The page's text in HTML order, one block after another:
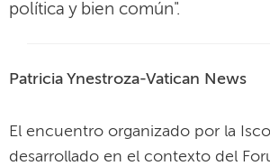
política y bien común".
Patricia Ynestroza-Vatican News
El encuentro organizado por la
desarrollado en el contexto del